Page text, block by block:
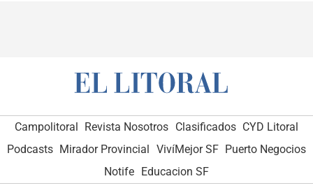
Campolitoral Revista Nosotros Clasificados CYD Litoral
Podcasts Mirador Provincial VivíMejor SF Puerto Negocios
Notife Educacion SF